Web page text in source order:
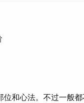
和心法。不过一般